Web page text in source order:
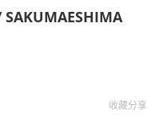
收藏分享